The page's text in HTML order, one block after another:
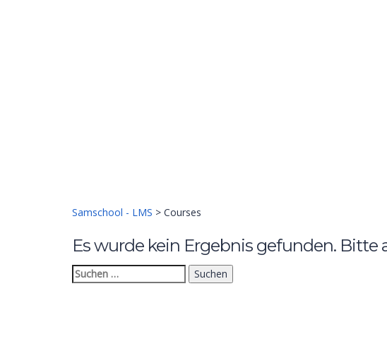
Samschool - LMS > Courses
Es wurde kein Ergebnis gefunden.
Suchen
nach: